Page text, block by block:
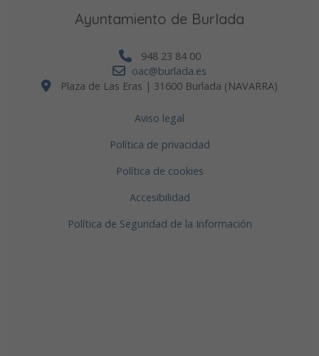
Ayuntamiento de Burlada
948 23 84 00
oac@burlada.es
Plaza de Las Eras | 31600 Burlada (NAVARRA)
Aviso legal
Política de privacidad
Política de cookies
Accesibilidad
Política de Seguridad de la Información